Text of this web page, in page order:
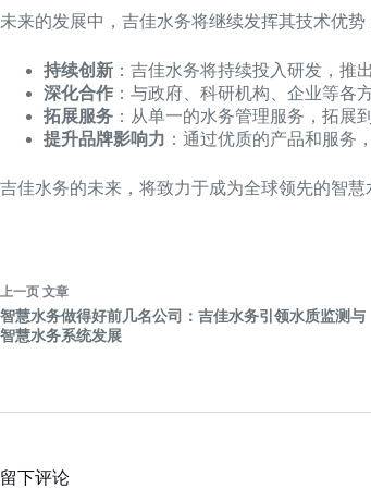
未来的发展中，吉佳水务将继续发挥其技术优势
持续创新 ：吉佳水务将持续投入研发，推
深化合作 ：与政府、科研机构、企业等各
拓展服务 ：从单一的水务管理服务，拓展
提升品牌影响力 ：通过优质的产品和服务
吉佳水务的未来，将致力于成为全球领先的智
上一页 文章
智慧水务做得好前几名公司：吉佳水务引领水质监测与
智慧水务系统发展
留下评论